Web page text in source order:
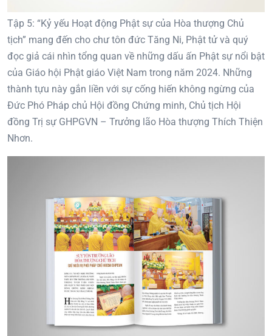
Tập 5: “Kỷ yếu Hoạt động Phật sự của Hòa thượng Chủ
tịch” mang đến cho chư tôn đức Tăng Ni, Phật tử và quý
đọc giả cái nhìn tổng quan về những dấu ấn Phật sự nổi bật
của Giáo hội Phật giáo Việt Nam trong năm 2024. Những
thành tựu này gắn liền với sự cống hiến không ngừng của
Đức Phó Pháp chủ Hội đồng Chứng minh, Chủ tịch Hội
đồng Trị sự GHPGVN – Trưởng lão Hòa thượng Thích Thiện
Nhơn.